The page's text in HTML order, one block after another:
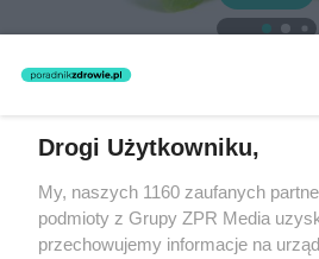
Drogi Użytkowniku,
My, naszych 1160 zaufanych
podmioty z Grupy ZPR Media
przechowujemy informacje na